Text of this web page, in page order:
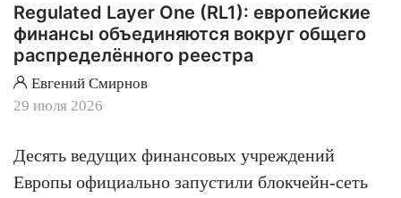
Regulated Layer One (RL1): европейские
финансы объединяются вокруг общего
распределённого реестра
Евгений Смирнов
29 июля 2026
Десять ведущих финансовых учреждений
Европы официально запустили блокчейн-сеть